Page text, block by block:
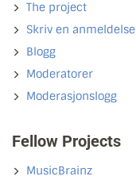
The project
Skriv en anmeldelse
Blogg
Moderatorer
Moderasjonslogg
Fellow Projects
MusicBrainz